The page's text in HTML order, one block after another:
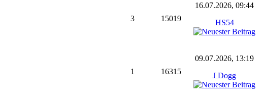
3 15019
16.07.2026, 09:44
HS54
1 16315
09.07.2026, 13:19
J Dogg